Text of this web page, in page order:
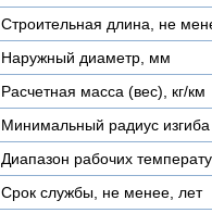
Строительная длина, не
Наружный диаметр, мм
Расчетная масса (вес), кг/км
Минимальный радиус изгиба
Диапазон рабочих
Срок службы, не менее, лет